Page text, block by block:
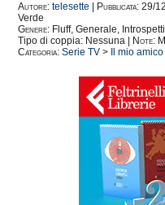
Autore: telesette Pubblicata: 29/
Verde
Genere: Fluff, Generale,
Tipo di coppia: Nessuna |
Note:
Categoria: Serie TV > Il mio